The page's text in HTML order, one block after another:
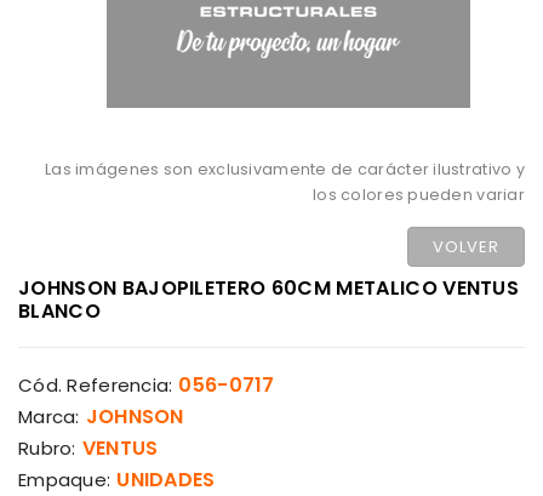
Las imágenes son exclusivamente de carácter ilustrativo y
los colores pueden variar
VOLVER
JOHNSON BAJOPILETERO 60CM METALICO VENTUS
BLANCO
Cód. Referencia: 056-0717
Marca: JOHNSON
Rubro: VENTUS
Empaque: UNIDADES